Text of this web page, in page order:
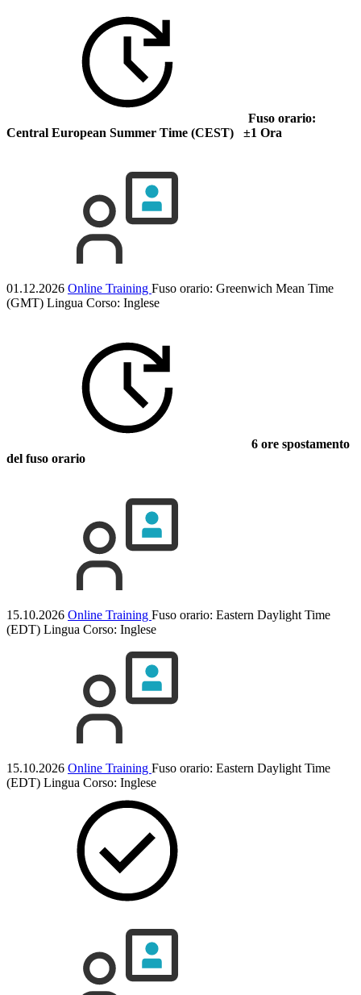
Fuso orario:
Central European Summer Time (CEST) ±1 Ora
01.12.2026 Online Training Fuso orario: Greenwich Mean Time
(GMT) Lingua Corso: Inglese
6 ore spostamento
del fuso orario
15.10.2026 Online Training Fuso orario: Eastern Daylight Time
(EDT) Lingua Corso: Inglese
15.10.2026 Online Training Fuso orario: Eastern Daylight Time
(EDT) Lingua Corso: Inglese